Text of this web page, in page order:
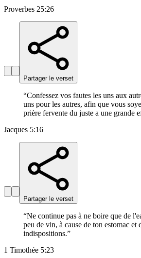
Proverbes 25:26
Partager le verset
“Confessez vos fautes les uns aux
uns pour les autres, afin que vous
prière fervente du juste a une grande
Jacques 5:16
Partager le verset
“Ne continue pas à ne boire que de
peu de vin, à cause de ton estomac et
indispositions.”
1 Timothée 5:23